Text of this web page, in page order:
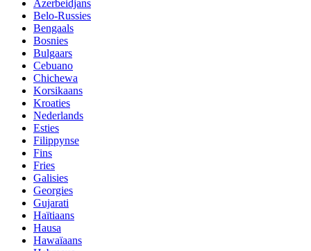
Azerbeidjans
Belo-Russies
Bengaals
Bosnies
Bulgaars
Cebuano
Chichewa
Korsikaans
Kroaties
Nederlands
Esties
Filippynse
Fins
Fries
Galisies
Georgies
Gujarati
Haïtiaans
Hausa
Hawaïaans